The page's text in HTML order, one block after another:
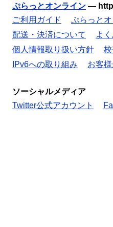
ぷらっとオンライン —
ご利用ガイド
ぷらっと
配送・決済について
よ
個人情報取り扱い方針
IPv6への取り組み
お客
ソーシャルメディア
Twitter公式アカウント